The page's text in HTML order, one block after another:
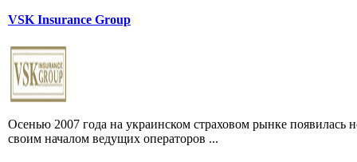
VSK Insurance Group
Осенью 2007 года на украинском страховом рынке появилась
своим началом ведущих операторов ...